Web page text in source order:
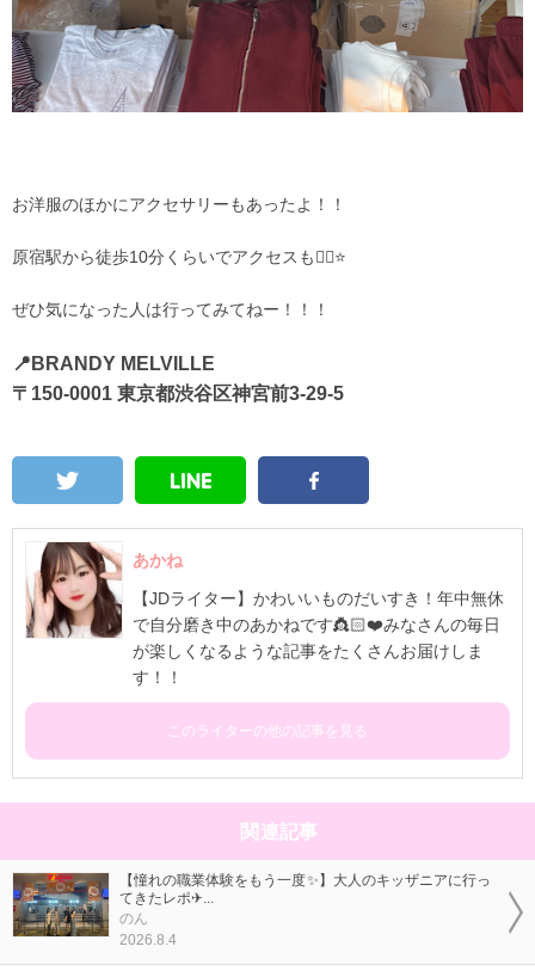
お洋服のほかにアクセサリーもあったよ！！
原宿駅から徒歩10分くらいでアクセスも👍🏻⭐️
ぜひ気になった人は行ってみてねー！！！
📍BRANDY MELVILLE
〒150-0001 東京都渋谷区神宮前3-29-5
あかね
【JDライター】かわいいものだいすき！年中無休
で自分磨き中のあかねです👸🏻❤️みなさんの毎日
が楽しくなるような記事をたくさんお届けしま
す！！
このライターの他の記事を見る
関連記事
【憧れの職業体験をもう一度✨】大人のキッザニアに行っ
てきたレポ✈...
のん
2026.8.4